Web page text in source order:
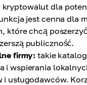
kryptowalut dla
jest cenna dla
które chcą
publiczność.
firmy: takie
i wspierania
i usługodawców.